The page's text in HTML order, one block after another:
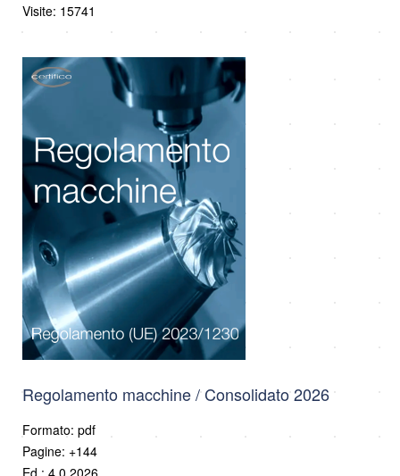
Visite: 15741
Regolamento macchine / Consolidato 2026
Formato: pdf
Pagine: +144
Ed.: 4.0 2026